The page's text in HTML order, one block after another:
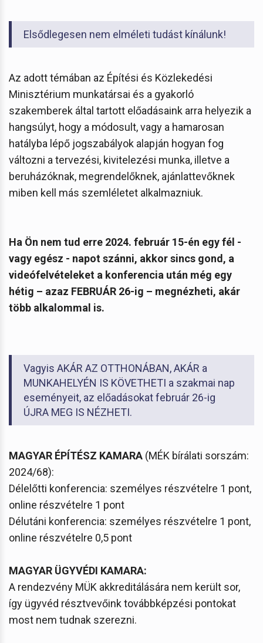
Elsődlegesen nem elméleti tudást kínálunk!
Az adott témában az Építési és Közlekedési
Minisztérium munkatársai és a gyakorló
szakemberek által tartott előadásaink arra helyezik a
hangsúlyt, hogy a módosult, vagy a hamarosan
hatályba lépő jogszabályok alapján hogyan fog
változni a tervezési, kivitelezési munka, illetve a
beruházóknak, megrendelőknek, ajánlattevőknek
miben kell más szemléletet alkalmazniuk.
Ha Ön nem tud erre 2024. február 15-én egy fél -
vagy egész - napot szánni, akkor sincs gond, a
videófelvételeket a konferencia után még egy
hétig – azaz FEBRUÁR 26-ig – megnézheti, akár
több alkalommal is.
Vagyis AKÁR AZ OTTHONÁBAN, AKÁR a
MUNKAHELYÉN IS KÖVETHETI a szakmai nap
eseményeit, az előadásokat február 26-ig
ÚJRA MEG IS NÉZHETI.
MAGYAR ÉPÍTÉSZ KAMARA (MÉK bírálati sorszám:
2024/68):
Délelőtti konferencia: személyes részvételre 1 pont,
online részvételre 1 pont
Délutáni konferencia: személyes részvételre 1 pont,
online részvételre 0,5 pont
MAGYAR ÜGYVÉDI KAMARA:
A rendezvény MÜK akkreditálására nem került sor,
így ügyvéd résztvevőink továbbképzési pontokat
most nem tudnak szerezni.